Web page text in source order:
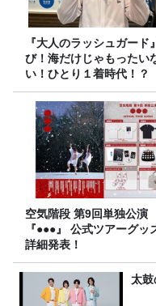
『大人のラッシュガード
び！海だけじゃもったい
い！ひとり１着時代！？
空気階段 第9回単独公演
『●●●』 公式ツアーグッ
詳細発表！
太